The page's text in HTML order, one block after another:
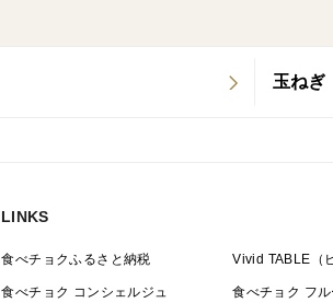
玉ねぎ
LINKS
食べチョクふるさと納税 Vivid TABLE（
食べチョク コンシェルジュ 食べチョク フル